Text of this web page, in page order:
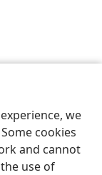
we
cookies
and cannot
use of
of Pennsylvania